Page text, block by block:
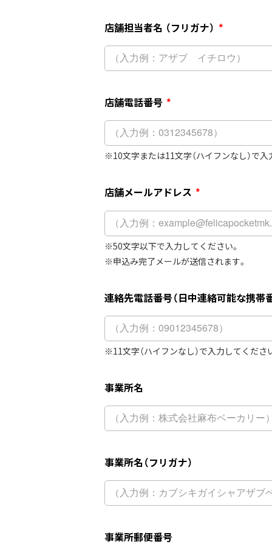
店舗担当者名 （フリガナ） *
店舗電話番号 *
10文字または11文字（ハイフンなし）で入
店舗メールアドレス *
50文字以下で入力してください。
申込み完了メールが送信されます。
連絡先電話番号（日中連絡可能な携帯
11文字（ハイフンなし）で入力してくださ
事業所名
事業所名（フリガナ）
事業所郵便番号